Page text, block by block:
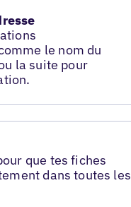
le nom du
la suite pour
que tes fiches
dans toutes les